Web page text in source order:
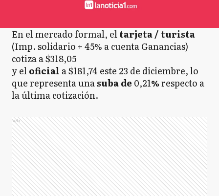
En el mercado formal, eltarjeta / turista
(Imp. solidario + 45% a cuenta Ganancias)
cotiza a $318,05
y eloficial a $181,74 este 23 de diciembre, lo
que representa unasuba de 0,21%respecto a
la última cotización.
Ads